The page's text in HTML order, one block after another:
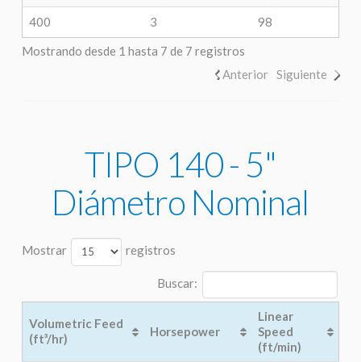
400 3
98
Mostrando desde 1 hasta 7 de 7 registros
Anterior Siguiente
TIPO 140 - 5"
Diámetro Nominal
Mostrar registros
Buscar:
Volumetric Feed
(ft³/hr)
Horsepower
Linear
Speed
(ft/min)